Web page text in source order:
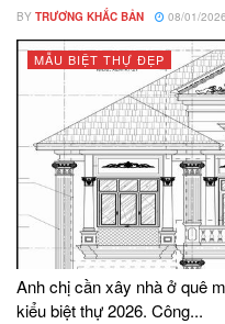
BY TRƯƠNG KHẮC BẢN 08/01/2026
MẪU BIỆT THỰ ĐẸP
Anh chị cần xây nhà ở quê
kiểu biệt thự 2026. Công...